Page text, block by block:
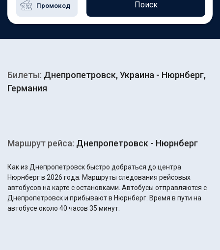
Поиск
Билеты: Днепропетровск, Украина - Нюрнберг,
Германия
Маршрут рейса: Днепропетровск - Нюрнберг
Как из Днепропетровск быстро добраться до центра
Нюрнберг в 2026 года. Маршруты следования рейсовых
автобусов на карте с остановками. Автобусы отправляются с
Днепропетровск и прибывают в Нюрнберг. Время в пути на
автобусе около 40 часов 35 минут.